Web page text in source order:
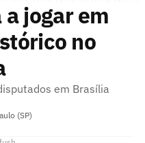
jogar em
no
em Brasília
(SP)